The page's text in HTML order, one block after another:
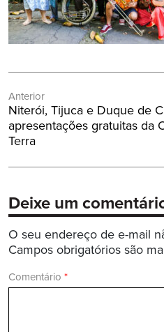
de
Post
Anterior
Post
Anterior:
Niterói, Tijuca e Duque de
apresentações gratuitas da
Terra
Deixe um
O seu endereço de e-mail
Campos obrigatórios são
Comentário *